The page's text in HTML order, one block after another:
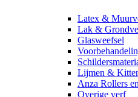
Latex &
Lak &
Glasweefsel
Lijmen &
Anza Rollers
Overige verf